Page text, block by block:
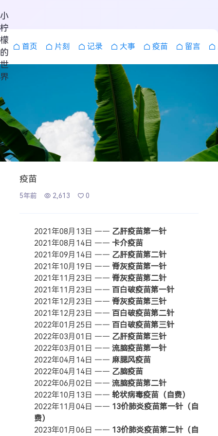
小
柠
檬
的
世
界
首页 片刻 记录 大事 疫苗 留言
热门分类
成长日记 宝宝辅食 宝宝课堂
疫苗
5年前 2,613 0
2021年08月13日 —— 乙肝疫苗第一针
2021年08月14日 —— 卡介疫苗
2021年09月14日 —— 乙肝疫苗第二针
2021年10月19日 —— 脊灰疫苗第一针
2021年11月23日 —— 脊灰疫苗第二针
2021年11月23日 —— 百白破疫苗第一针
2021年12月23日 —— 脊灰疫苗第三针
2021年12月23日 —— 百白破疫苗第二针
2022年01月25日 —— 百白破疫苗第三针
2022年03月01日 —— 乙肝疫苗第三针
2022年03月01日 —— 流脑疫苗第一针
2022年04月14日 —— 麻腮风疫苗
2022年04月14日 —— 乙脑疫苗
2022年06月02日 —— 流脑疫苗第二针
2022年10月13日 —— 轮状病毒疫苗（自费）
2022年11月04日 —— 13价肺炎疫苗第一针（自
费）
2023年01月06日 —— 13价肺炎疫苗第二针（自